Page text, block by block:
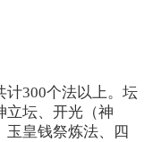
计300个法以上。坛
立坛、开光（神
玉皇钱祭炼法、四